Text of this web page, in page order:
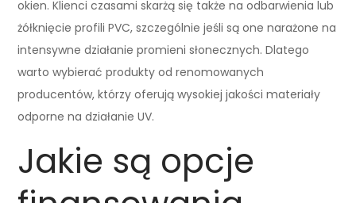
okien. Klienci czasami skarżą się także na odbarwienia lub
żółknięcie profili PVC, szczególnie jeśli są one narażone na
intensywne działanie promieni słonecznych. Dlatego
warto wybierać produkty od renomowanych
producentów, którzy oferują wysokiej jakości materiały
odporne na działanie UV.
Jakie są opcje